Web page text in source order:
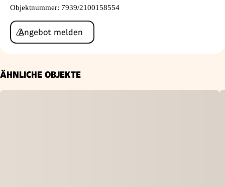
Objektnummer: 7939/2100158554
Angebot melden
ÄHNLICHE OBJEKTE